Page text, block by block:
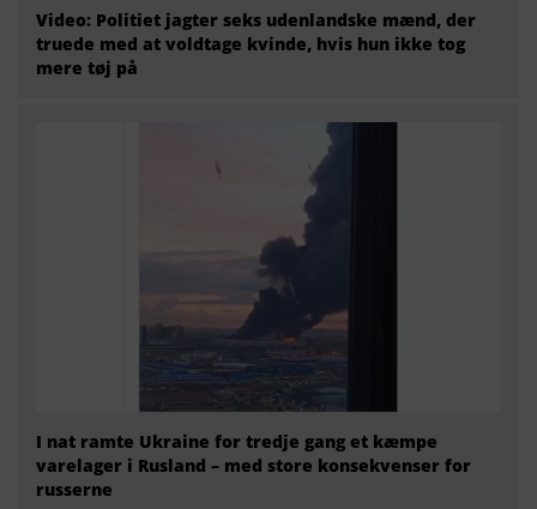
Video: Politiet jagter seks udenlandske mænd, der
truede med at voldtage kvinde, hvis hun ikke tog
mere tøj på
I nat ramte Ukraine for tredje gang et kæmpe
varelager i Rusland – med store konsekvenser for
russerne